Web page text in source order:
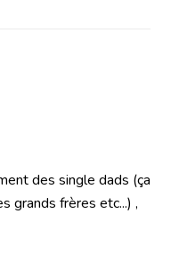
des single dads (ça
grands frères etc...) ,